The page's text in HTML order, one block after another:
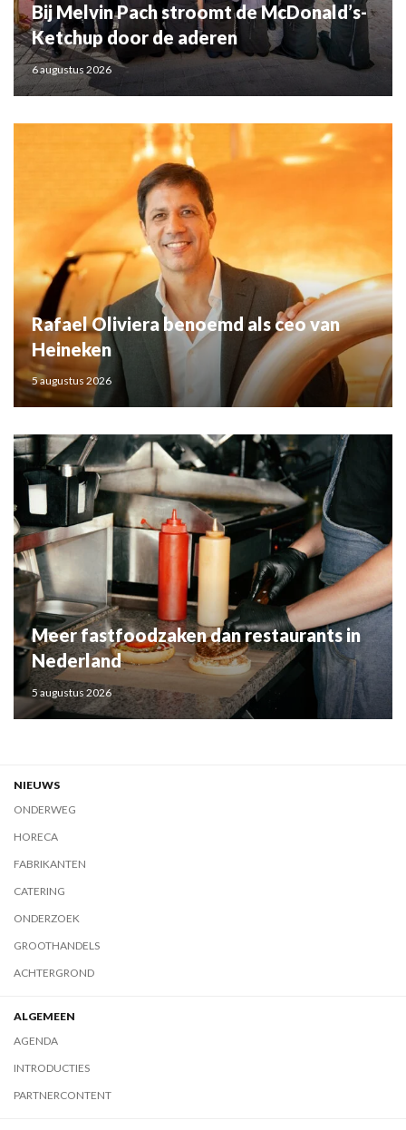
Bij Melvin Pach stroomt de McDonald’s-
Ketchup door de aderen
6 augustus 2026
Rafael Oliviera benoemd als ceo van
Heineken
5 augustus 2026
Meer fastfoodzaken dan restaurants in
Nederland
5 augustus 2026
NIEUWS
ONDERWEG
HORECA
FABRIKANTEN
CATERING
ONDERZOEK
GROOTHANDELS
ACHTERGROND
ALGEMEEN
AGENDA
INTRODUCTIES
PARTNERCONTENT